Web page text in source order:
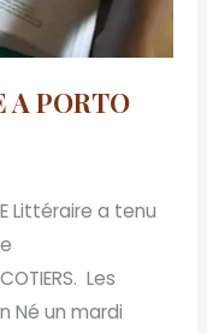
A PORTO
Littéraire a tenu
Les
Né un mardi